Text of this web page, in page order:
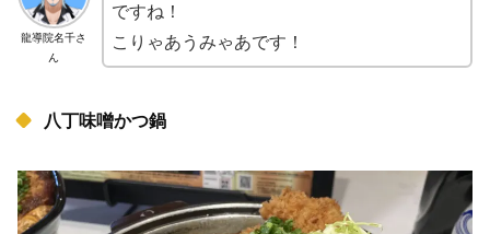
龍導院名千さ
ん
ですね！
こりゃあうみゃあです！
八丁味噌かつ鍋